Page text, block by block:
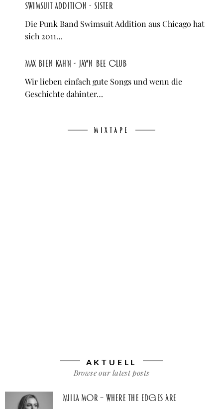
Swimsuit Addition - SISTER
Die Punk Band Swimsuit Addition aus Chicago hat
sich 2011…
Max Bien Kahn - Jay'n Bee Club
Wir lieben einfach gute Songs und wenn die
Geschichte dahinter…
MIXTAPE
AKTUELL
Browse our latest posts
Miila Mor – Where The Edges Are